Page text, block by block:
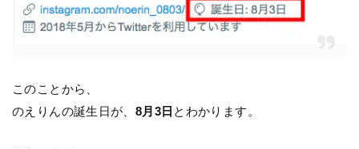
このことから、
のえりんの誕生日が、 8月3日 とわかります。